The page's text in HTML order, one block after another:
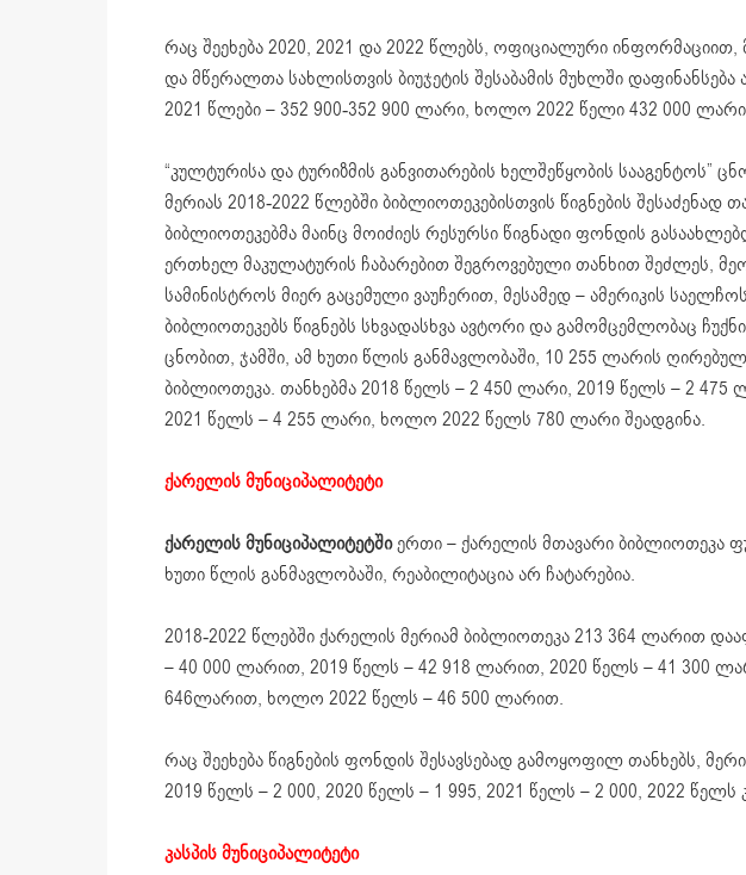
რაც შეეხება 2020, 2021 და 2022 წლებს, ოფიციალური ინფორმაციით,
და მწერალთა სახლისთვის ბიუჯეტის შესაბამის მუხლში დაფინანსება
2021 წლები – 352 900-352 900 ლარი, ხოლო 2022 წელი 432 000
“კულტურისა და ტურიზმის განვითარების ხელშეწყობის სააგენტოს”
მერიას 2018-2022 წლებში ბიბლიოთეკებისთვის წიგნების შესაძენად
ბიბლიოთეკებმა მაინც მოიძიეს რესურსი წიგნადი ფონდის
ერთხელ მაკულატურის ჩაბარებით შეგროვებული თანხით შეძლეს,
სამინისტროს მიერ გაცემული ვაუჩერით, მესამედ – ამერიკის
ბიბლიოთეკებს წიგნებს სხვადასხვა ავტორი და გამომცემლობაც
ცნობით, ჯამში, ამ ხუთი წლის განმავლობაში, 10 255 ლარის
ბიბლიოთეკა. თანხებმა 2018 წელს – 2 450 ლარი, 2019 წელს – 2
2021 წელს – 4 255 ლარი, ხოლო 2022 წელს 780 ლარი შეადგინა.
ქარელის მუნიციპალიტეტი
ქარელის მუნიციპალიტეტშიერთი – ქარელის მთავარი ბიბლიოთეკა
ხუთი წლის განმავლობაში, რეაბილიტაცია არ ჩატარებია.
2018-2022 წლებში ქარელის მერიამ ბიბლიოთეკა 213 364 ლარით
– 40 000 ლარით, 2019 წელს – 42 918 ლარით, 2020 წელს – 41 300
646ლარით, ხოლო 2022 წელს – 46 500 ლარით.
რაც შეეხება წიგნების ფონდის შესავსებად გამოყოფილ თანხებს,
2019 წელს – 2 000, 2020 წელს – 1 995, 2021 წელს – 2 000, 2022
კასპის მუნიციპალიტეტი